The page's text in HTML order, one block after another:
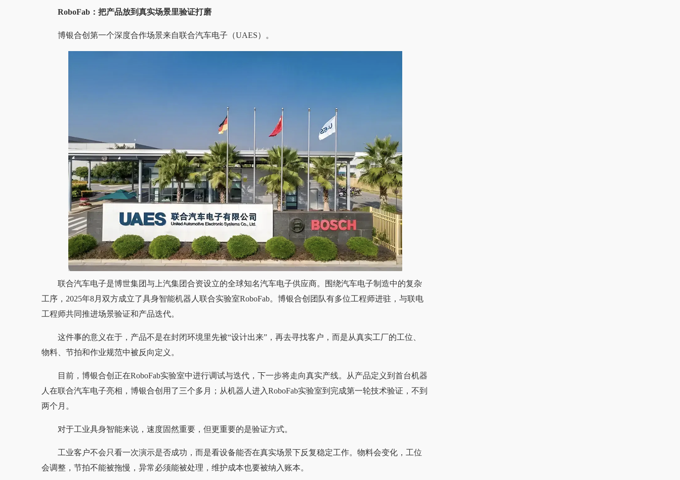
RoboFab：把产品放到真实场景里验证打磨
博银合创第一个深度合作场景来自联合汽车电子（UAES）。
联合汽车电子是博世集团与上汽集团合资设立的全球知名汽车电子供应商。围绕汽车电子制造中的复杂
工序，2025年8月双方成立了具身智能机器人联合实验室RoboFab。博银合创团队有多位工程师进驻，与联电
工程师共同推进场景验证和产品迭代。
这件事的意义在于，产品不是在封闭环境里先被“设计出来”，再去寻找客户，而是从真实工厂的工位、
物料、节拍和作业规范中被反向定义。
目前，博银合创正在RoboFab实验室中进行调试与迭代，下一步将走向真实产线。从产品定义到首台机器
人在联合汽车电子亮相，博银合创用了三个多月；从机器人进入RoboFab实验室到完成第一轮技术验证，不到
两个月。
对于工业具身智能来说，速度固然重要，但更重要的是验证方式。
工业客户不会只看一次演示是否成功，而是看设备能否在真实场景下反复稳定工作。物料会变化，工位
会调整，节拍不能被拖慢，异常必须能被处理，维护成本也要被纳入账本。